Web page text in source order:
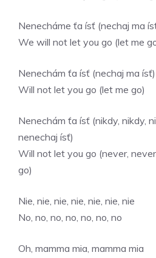
Nenecháme ťa ísť (nechaj ma
We will not let you go (let me
Nenechám ťa ísť (nechaj ma ísť)
Will not let you go (let me go)
Nenechám ťa ísť (nikdy, nikdy,
nenechaj ísť)
Will not let you go (never,
go)
Nie, nie, nie, nie, nie, nie, nie
No, no, no, no, no, no, no
Oh, mamma mia, mamma mia